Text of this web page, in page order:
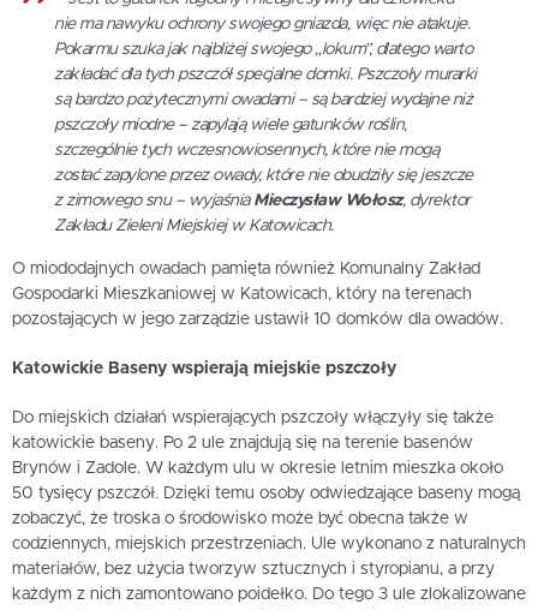
nie ma nawyku ochrony swojego gniazda, więc nie atakuje.
Pokarmu szuka jak najbliżej swojego „lokum”, dlatego warto
zakładać dla tych pszczół specjalne domki. Pszczoły murarki
są bardzo pożytecznymi owadami – są bardziej wydajne niż
pszczoły miodne – zapylają wiele gatunków roślin,
szczególnie tych wczesnowiosennych, które nie mogą
zostać zapylone przez owady, które nie obudziły się jeszcze
z zimowego snu– wyjaśnia Mieczysław Wołosz, dyrektor
Zakładu Zieleni Miejskiej w Katowicach.
O miododajnych owadach pamięta również Komunalny Zakład
Gospodarki Mieszkaniowej w Katowicach, który na terenach
pozostających w jego zarządzie ustawił 10 domków dla owadów.
Katowickie Baseny wspierają miejskie pszczoły
Do miejskich działań wspierających pszczoły włączyły się także
katowickie baseny. Po 2 ule znajdują się na terenie basenów
Brynów i Zadole. W każdym ulu w okresie letnim mieszka około
50 tysięcy pszczół. Dzięki temu osoby odwiedzające baseny mogą
zobaczyć, że troska o środowisko może być obecna także w
codziennych, miejskich przestrzeniach. Ule wykonano z naturalnych
materiałów, bez użycia tworzyw sztucznych i styropianu, a przy
każdym z nich zamontowano poidełko. Do tego 3 ule zlokalizowane